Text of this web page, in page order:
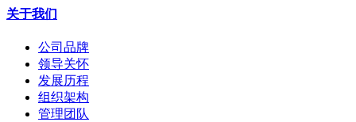
关于我们
公司品牌
领导关怀
发展历程
组织架构
管理团队